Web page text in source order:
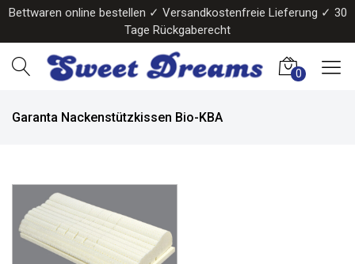
Bettwaren online bestellen ✓ Versandkostenfreie Lieferung ✓ 30
Tage Rückgaberecht
0
Garanta Nackenstützkissen Bio-KBA